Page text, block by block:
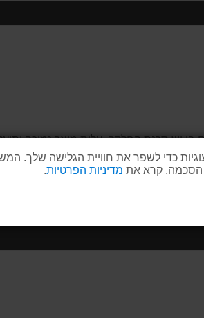
כדי לשפר את חוויית הגלישה שלך.
הסכמה. קרא את מדיניות הפרטיות
יש סכנת החלקה. עלות מוצר נמוכה
למנוע החלקה מיותרת עמיד במיוחד